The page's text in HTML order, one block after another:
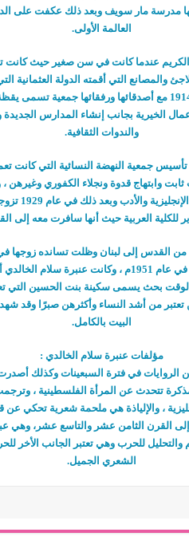
مدرسة مار سويف وبعد ذلك عكفت على
العالمة الأولى.
عندما كانت في سن صغير حيث كانت
والمصانع التي أقمته الدولة العثمانية
أسست عنبرة سلام الخالدي في عام 1914 مع أصدقائها
الخيرية بجانب إنشاء المدارس الجديدة
والندوات الثقافية.
جمعية النهضة النسائية التي كانت
الخالدي
للكلية العربية حيث أنها سافرت معه إلى
مع زوجها من القدس إلى لبنان وظلت تسانده
والثقافية التي كانت تقوم بها وتوفت في عام 1951م
بحث يسمى سكينة بنت الحسين التي
من أشد النساء وأكثرهن صبرًا وقد
البيت بالكامل.
مؤلفات عنبرة سلام الخالدي :
الروايات في فترة السبعينات وكذلك
تتحدث عن المرأة الفلسطينية ، وترجمت
، والإلياذة هي ملحمة شعرية
إلى القرن الثامن عشر والتاسع عشر،
والتحليل للحرب وهي تعتبر الجانب الأخر
الشعري الجميل.